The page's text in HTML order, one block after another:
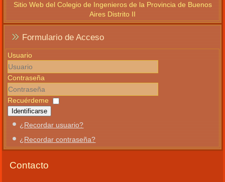
Sitio Web del Colegio de Ingenieros de la Provincia de Buenos
Aires Distrito II
Formulario de Acceso
Usuario
Contraseña
Recuérdeme
Identificarse
¿Recordar usuario?
¿Recordar contraseña?
Contacto